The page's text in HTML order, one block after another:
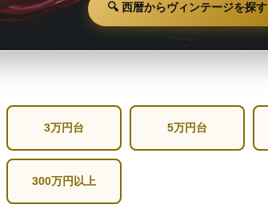
🔍 西暦からヴィンテージを探す
3万円台 5万円台
300万円以上